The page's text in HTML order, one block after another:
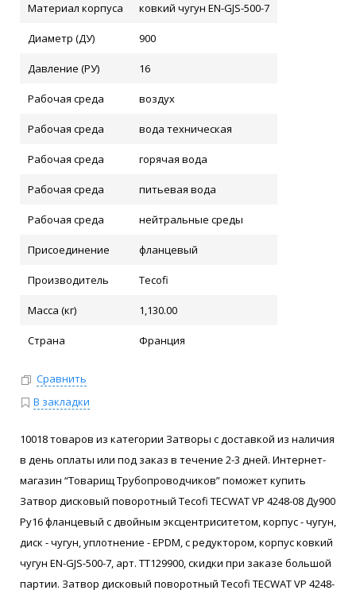
Материал корпуса ковкий чугун EN-GJS-500-7
Диаметр (ДУ) 900
Давление (РУ) 16
Рабочая среда воздух
Рабочая среда вода техническая
Рабочая среда горячая вода
Рабочая среда питьевая вода
Рабочая среда нейтральные среды
Присоединение фланцевый
Производитель Tecofi
Масса (кг) 1,130.00
Страна Франция
Сравнить
В закладки
10018 товаров из категории Затворы с доставкой из наличия
в день оплаты или под заказ в течение 2-3 дней. Интернет-
магазин “Товарищ Трубопроводчиков” поможет купить
Затвор дисковый поворотный Tecofi TECWAT VP 4248-08 Ду900
Ру16 фланцевый с двойным эксцентриситетом, корпус - чугун,
диск - чугун, уплотнение - EPDM, с редуктором, корпус ковкий
чугун EN-GJS-500-7, арт. ТТ129900, скидки при заказе большой
партии. Затвор дисковый поворотный Tecofi TECWAT VP 4248-